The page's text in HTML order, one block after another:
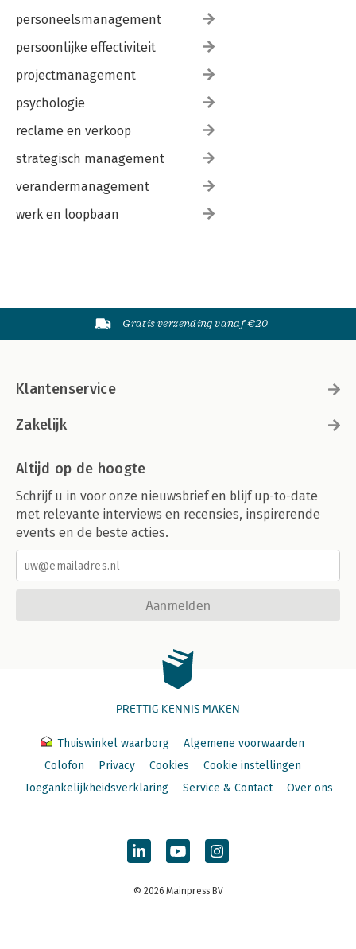
personeelsmanagement
persoonlijke effectiviteit
projectmanagement
psychologie
reclame en verkoop
strategisch management
verandermanagement
werk en loopbaan
Gratis verzending vanaf €20
Klantenservice
Zakelijk
Altijd op de hoogte
Schrijf u in voor onze nieuwsbrief en blijf up-to-date
met relevante interviews en recensies, inspirerende
events en de beste acties.
Aanmelden
PRETTIG KENNIS MAKEN
Thuiswinkel waarborg
Algemene voorwaarden
Colofon
Privacy Cookies
Cookie instellingen
Toegankelijkheidsverklaring
Service & Contact Over ons
© 2026 Mainpress BV